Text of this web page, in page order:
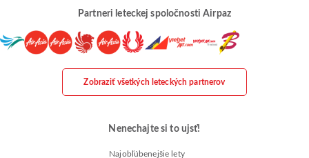
Partneri leteckej spoločnosti Airpaz
Zobraziť všetkých leteckých partnerov
Nenechajte si to ujsť!
Najobľúbenejšie lety